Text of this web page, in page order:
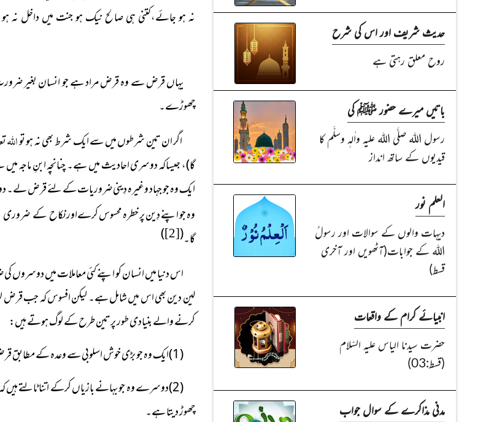
نہ ہو جائے،کتنی ہی صالح نیک ہو جنت میں داخل نہ
یہاں قرض سے وہ قرض مراد ہے جو انسان بغیر
چھوڑے۔
اگر ان تین شرطوں میں سے ایک شرط بھی نہ ہو تواللہ
گا)، جیساکہ دوسری احادیث میں ہے۔ چنانچہ ابنِ
ایک وہ جو جہاد وغیرہ دِینی ضروریات کے لئے
وہ جو اپنے دِین پر خطرہ محسوس کرےاورنکاح کے
گا۔(
[2]
)
اس دنیا میں انسان کو اپنے کئی معاملات میں دوسروں کی
لین دین بھی اس میں شامل ہے۔ لیکن افسوس کہ جب قرض
کرنے والے بنیادی طور پر تین طرح کے لوگ ہوتے ہیں:
(1)ایک وہ جو بڑی خوش اسلوبی سے وعدہ کے مطابق قرض لوٹا دیتے ہیں۔
(2)دوسرے وہ جو بہانے بازیاں کرکے اتنا ٹالتے ہیں
چھوڑ دیتا ہے۔
حدیث شریف اور اس کی شرح
روح معلق رہتی ہے
باتیں میرے حضور ﷺ کی
رسول اللہ صلَّی اللہ علیہ واٰلہٖ وسلَّم کا
قیدیوں کے ساتھ انداز
العلم نور
دیہات والوں کے سوالات اور رسولُ
اللہ کے جوابات(آٹھویں اور آخری
قسط)
انبیائے کرام کے واقعات
حضرت سیدنا الیاس علیہ السّلام
(قسط:03)
مدنی مذاکرے کے سوال جواب